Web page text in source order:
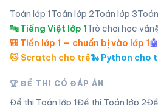
Toán lớp 1Toán lớp 2Toán lớp 3
🔤 Tiếng Việt lớp 1Trò chơi học vần
🎒 Tiền lớp 1 — chuẩn bị vào lớp 1
🐱 Scratch cho trẻ🐍 Python cho
🏆 ĐỀ THI CÓ ĐÁP ÁN
Đề thi Toán lớp 1Đề thi Toán lớp 2